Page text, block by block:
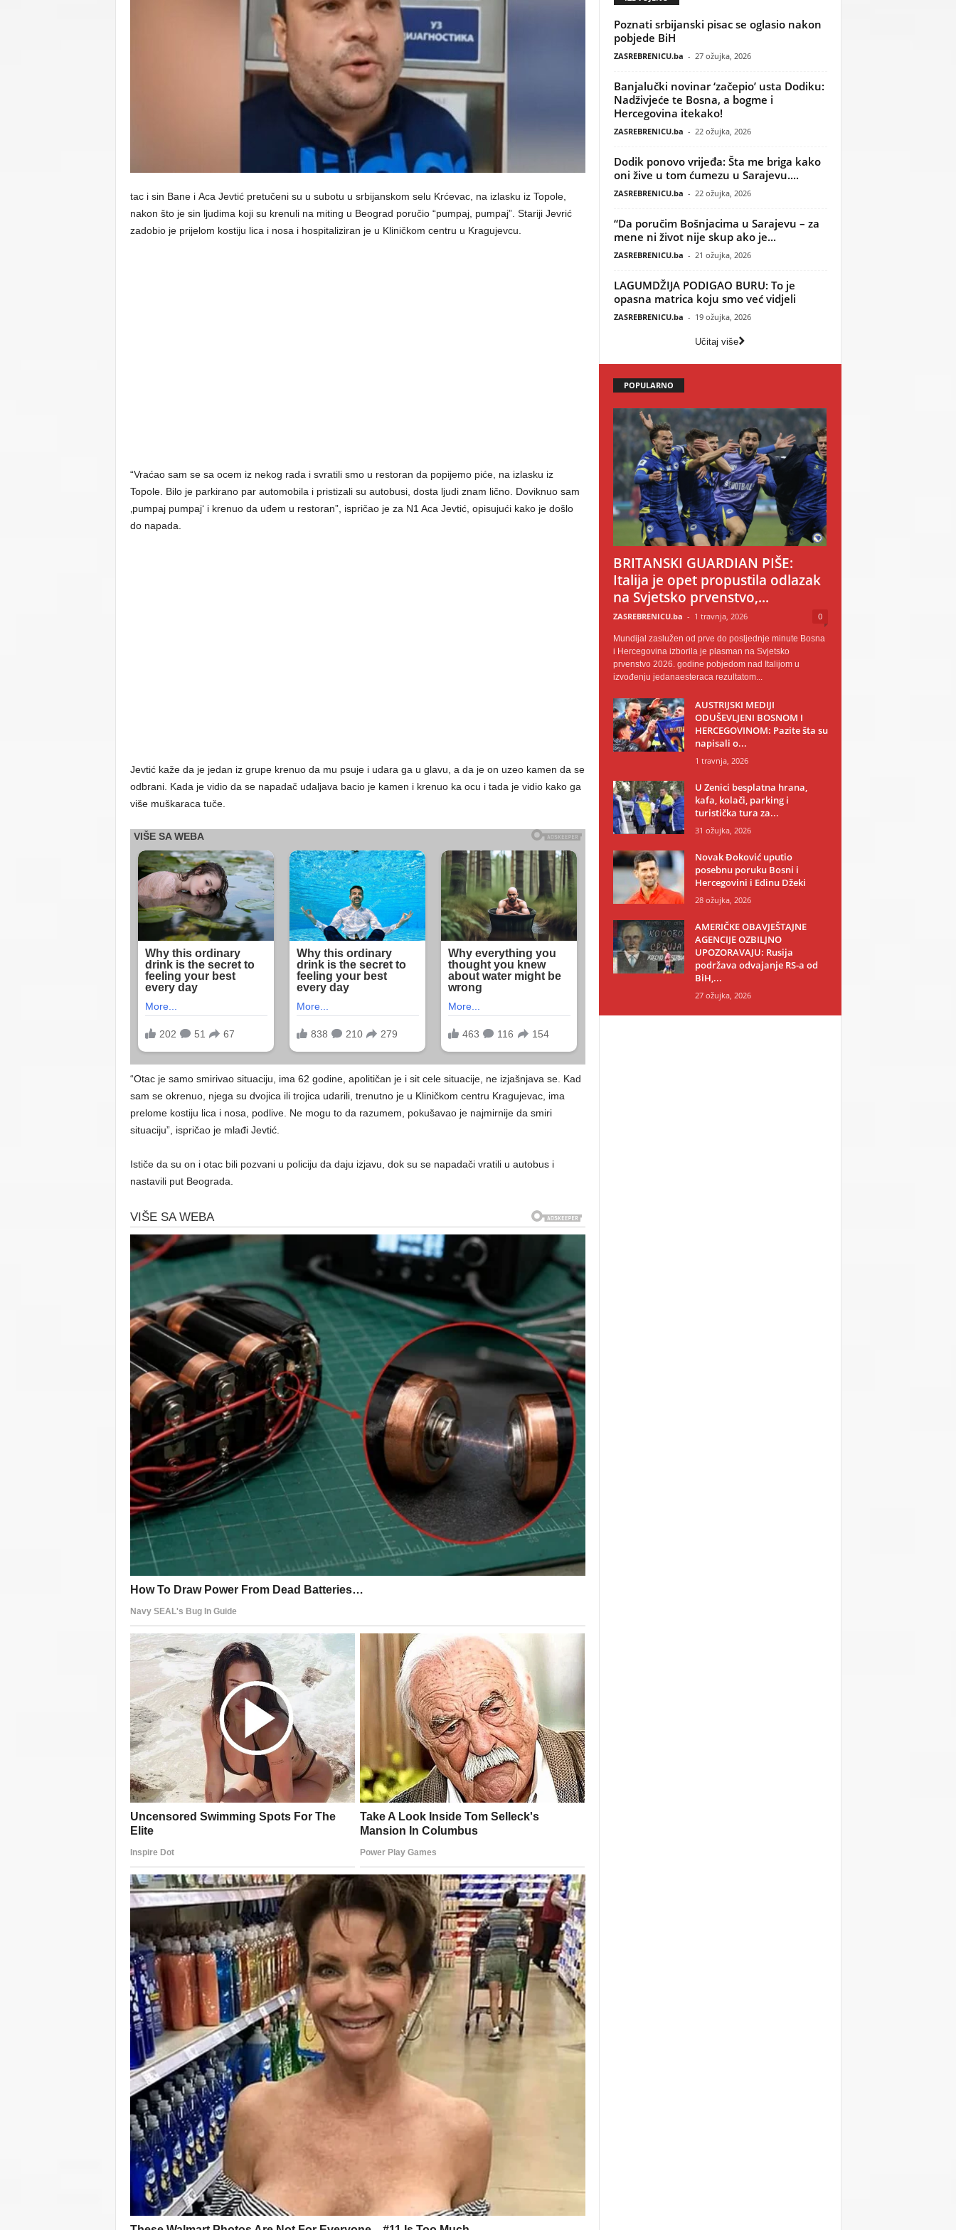
tac i sin Bane i Aca Jevtić pretučeni su u subotu u srbijanskom selu Krćevac, na izlasku iz Topole,
nakon što je sin ljudima koji su krenuli na miting u Beograd poručio “pumpaj, pumpaj”. Stariji Jevrić
zadobio je prijelom kostiju lica i nosa i hospitaliziran je u Kliničkom centru u Kragujevcu.
“Vraćao sam se sa ocem iz nekog rada i svratili smo u restoran da popijemo piće, na izlasku iz
Topole. Bilo je parkirano par automobila i pristizali su autobusi, dosta ljudi znam lično. Doviknuo sam
‚pumpaj pumpaj‘ i krenuo da uđem u restoran”, ispričao je za N1 Aca Jevtić, opisujući kako je došlo
do napada.
Jevtić kaže da je jedan iz grupe krenuo da mu psuje i udara ga u glavu, a da je on uzeo kamen da se
odbrani. Kada je vidio da se napadač udaljava bacio je kamen i krenuo ka ocu i tada je vidio kako ga
više muškaraca tuče.
“Otac je samo smirivao situaciju, ima 62 godine, apolitičan je i sit cele situacije, ne izjašnjava se. Kad
sam se okrenuo, njega su dvojica ili trojica udarili, trenutno je u Kliničkom centru Kragujevac, ima
prelome kostiju lica i nosa, podlive. Ne mogu to da razumem, pokušavao je najmirnije da smiri
situaciju”, ispričao je mlađi Jevtić.
Ističe da su on i otac bili pozvani u policiju da daju izjavu, dok su se napadači vratili u autobus i
nastavili put Beograda.
Poznati srbijanski pisac se oglasio nakon
pobjede BiH
ZASREBRENICU.ba - 27 ožujka, 2026
Banjalučki novinar ‘začepio’ usta Dodiku:
Nadživjeće te Bosna, a bogme i
Hercegovina itekako!
ZASREBRENICU.ba - 22 ožujka, 2026
Dodik ponovo vrijeđa: Šta me briga kako
oni žive u tom ćumezu u Sarajevu....
ZASREBRENICU.ba - 22 ožujka, 2026
“Da poručim Bošnjacima u Sarajevu – za
mene ni život nije skup ako je...
ZASREBRENICU.ba - 21 ožujka, 2026
LAGUMDŽIJA PODIGAO BURU: To je
opasna matrica koju smo već vidjeli
ZASREBRENICU.ba - 19 ožujka, 2026
Učitaj više
POPULARNO
BRITANSKI GUARDIAN PIŠE:
Italija je opet propustila odlazak
na Svjetsko prvenstvo,...
ZASREBRENICU.ba - 1 travnja, 2026 0
Mundijal zaslužen od prve do posljednje minute Bosna
i Hercegovina izborila je plasman na Svjetsko
prvenstvo 2026. godine pobjedom nad Italijom u
izvođenju jedanaesteraca rezultatom...
AUSTRIJSKI MEDIJI
ODUŠEVLJENI BOSNOM I
HERCEGOVINOM: Pazite šta su
napisali o...
1 travnja, 2026
U Zenici besplatna hrana,
kafa, kolači, parking i
turistička tura za...
31 ožujka, 2026
Novak Đoković uputio
posebnu poruku Bosni i
Hercegovini i Edinu Džeki
28 ožujka, 2026
AMERIČKE OBAVJEŠTAJNE
AGENCIJE OZBILJNO
UPOZORAVAJU: Rusija
podržava odvajanje RS-a od
BiH,...
27 ožujka, 2026